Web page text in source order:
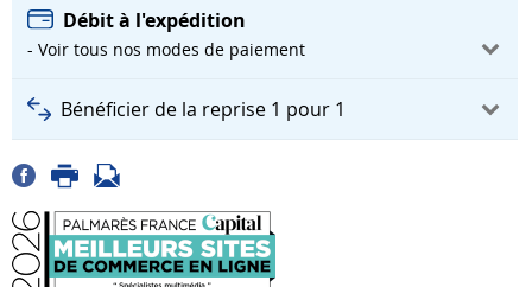
Débit à l'expédition
- Voir tous nos modes de paiement
Bénéficier de la reprise 1 pour 1